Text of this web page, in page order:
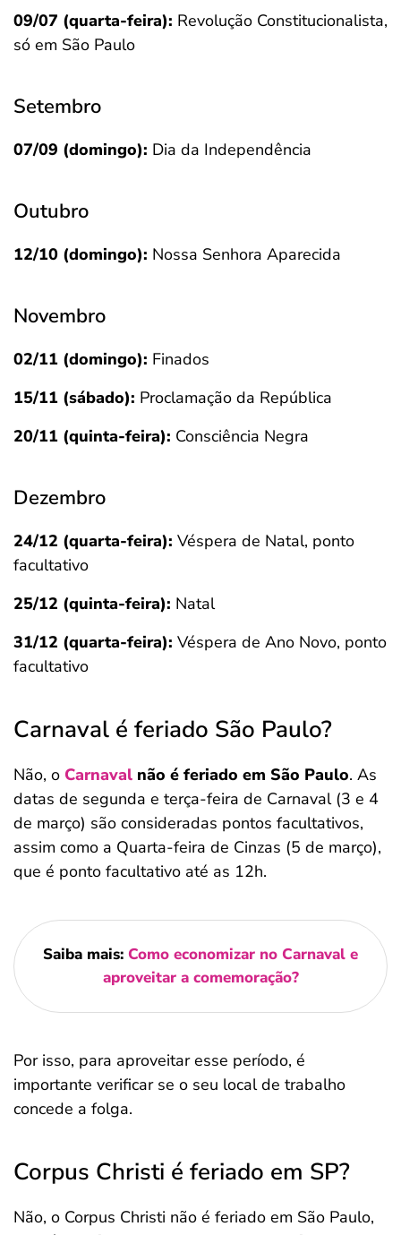
09/07 (quarta-feira): Revolução Constitucionalista,
só em São Paulo
Setembro
07/09 (domingo): Dia da Independência
Outubro
12/10 (domingo): Nossa Senhora Aparecida
Novembro
02/11 (domingo): Finados
15/11 (sábado): Proclamação da República
20/11 (quinta-feira): Consciência Negra
Dezembro
24/12 (quarta-feira): Véspera de Natal, ponto
facultativo
25/12 (quinta-feira): Natal
31/12 (quarta-feira): Véspera de Ano Novo, ponto
facultativo
Carnaval é feriado São Paulo?
Não, o Carnaval não é feriado em São Paulo. As
datas de segunda e terça-feira de Carnaval (3 e 4
de março) são consideradas pontos facultativos,
assim como a Quarta-feira de Cinzas (5 de março),
que é ponto facultativo até as 12h.
Saiba mais: Como economizar no Carnaval e
aproveitar a comemoração?
Por isso, para aproveitar esse período, é
importante verificar se o seu local de trabalho
concede a folga.
Corpus Christi é feriado em SP?
Não, o Corpus Christi não é feriado em São Paulo,